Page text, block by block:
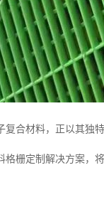
合材料，正以其独
栅定制解决方案，